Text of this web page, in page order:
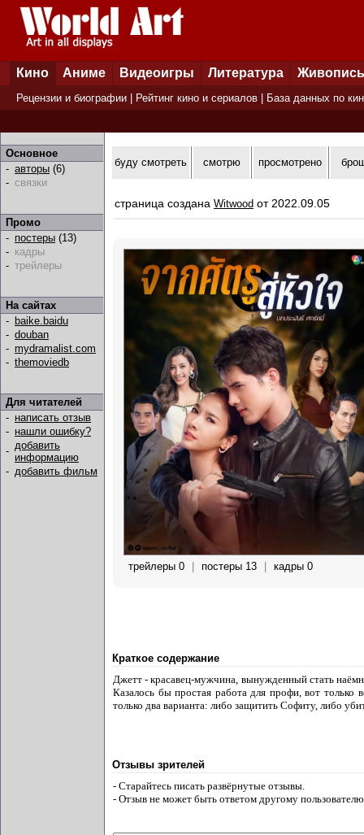
Кино Аниме Видеоигры Литература Живопись
Рецензии и биографии Рейтинг кино и сериалов База данных по
Основное
- авторы (6)
- связки
Промо
- постеры (13)
- кадры
- трейлеры
На сайтах
- baike.baidu
- douban
- mydramalist.com
- themoviedb
Для читателей
- написать отзыв
- нашли ошибку?
- добавить
информацию
- добавить фильм
буду смотреть смотрю просмотрено
страница создана Witwood от 2022.09.05
трейлеры 0 постеры 13 кадры 0
Краткое содержание
Джетт - красавец-мужчина, вынужденный стать
Казалось бы простая работа для профи, вот
только два варианта: либо защитить Софиту, либо
Отзывы зрителей
- Старайтесь писать развёрнутые отзывы.
- Отзыв не может быть ответом другому